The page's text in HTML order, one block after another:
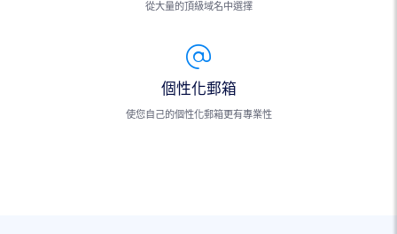
從大量的頂級域名中選擇
個性化郵箱
使您自己的個性化郵箱更有專業性